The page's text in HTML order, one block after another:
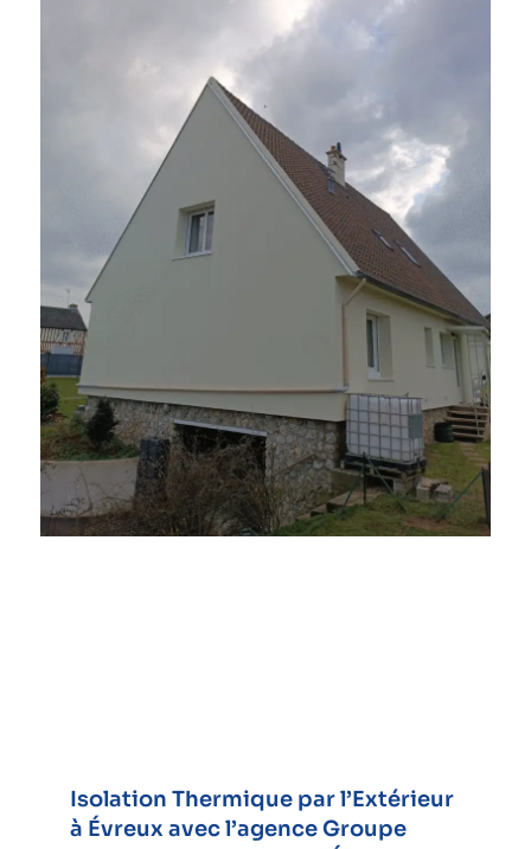
Isolation Thermique par l’Extérieur
à Évreux avec l’agence Groupe